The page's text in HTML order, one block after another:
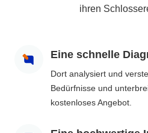
ihren
Eine schnelle
Dort analysiert und
Bedürfnisse und
kostenloses Angebot.